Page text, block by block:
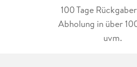
100 Tage
Abholung in über
uvm.